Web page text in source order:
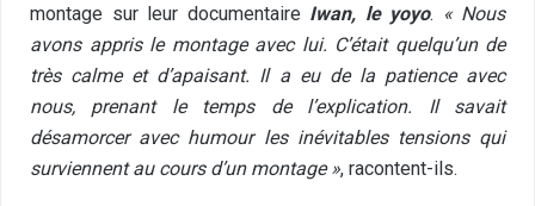
montage sur leur documentaire Iwan, le yoyo. « Nous
avons appris le montage avec lui. C’était quelqu’un de
très calme et d’apaisant. Il a eu de la patience avec
nous, prenant le temps de l’explication. Il savait
désamorcer avec humour les inévitables tensions qui
surviennent au cours d’un montage », racontent-ils.